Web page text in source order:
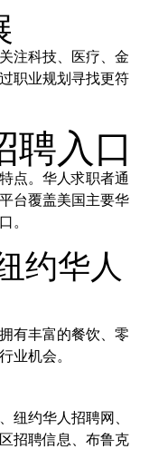
注科技、医疗、金
职业规划寻找更符
聘入口
点。华人求职者通
台覆盖美国主要华
。
约华人
有丰富的餐饮、零
业机会。
纽约华人招聘网、
招聘信息、布鲁克